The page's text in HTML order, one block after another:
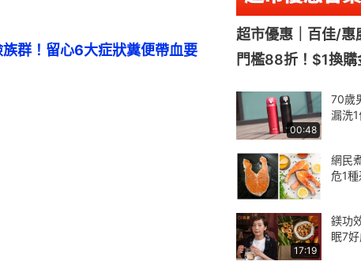
群！留心6大症狀糞便帶血要
超市優惠｜百佳/
門檻88折！$1換購
00:48
70歲
漏洗
網民
危1
17:19
鎂功
眠7